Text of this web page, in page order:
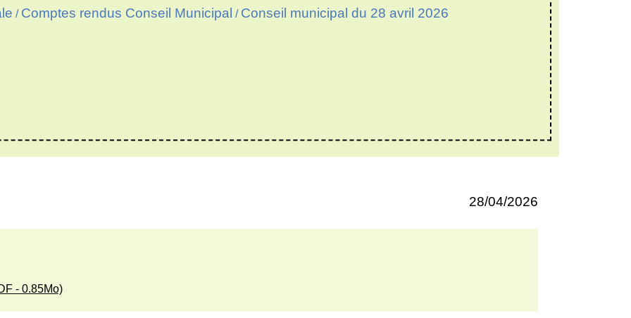
/ Comptes rendus Conseil Municipal / Conseil municipal du 28 avril 2026
28/04/2026
- 0.85Mo)